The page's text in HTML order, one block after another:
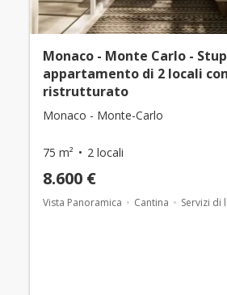
Monaco - Monte Carlo -
appartamento di 2 locali
ristrutturato
Monaco - Monte-Carlo
75 m² 2 locali
8.600 €
Vista Panoramica Cantina Servizi di